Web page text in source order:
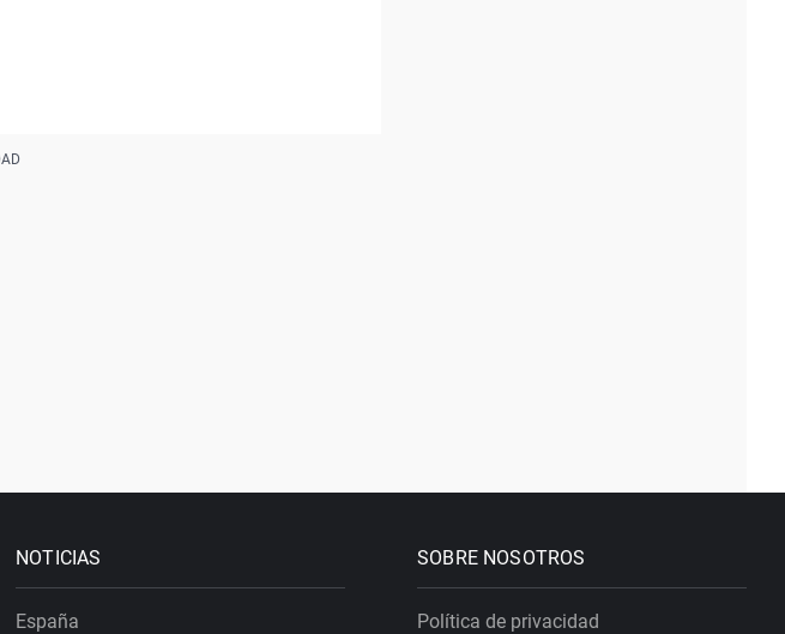
NOTICIAS
España
SOBRE NOSOTROS
Política de privacidad